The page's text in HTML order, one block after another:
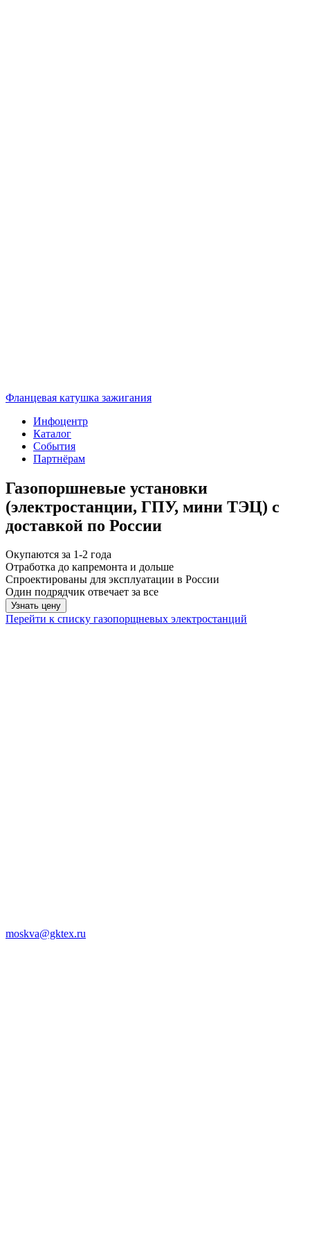
Фланцевая катушка зажигания
Инфоцентр
Каталог
События
Партнёрам
Газопоршневые установки
(электростанции, ГПУ, мини ТЭЦ) с
доставкой по России
Окупаются за 1-2 года
Отработка до капремонта и дольше
Спроектированы для эксплуатации в России
Один подрядчик отвечает за все
Узнать цену
Перейти к списку газопорщневых электростанций
moskva@gktex.ru